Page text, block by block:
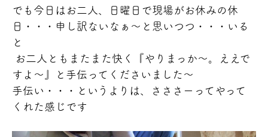
でも今日はお二人、日曜日で現場がお休みの休
日・・・申し訳ないなぁ～と思いつつ・・・いる
と
お二人ともまたまた快く
『やりまっか～。ええで
すよ～』と手伝ってくださいました～
手伝い・・・というよりは、さささーってやって
くれた感じです